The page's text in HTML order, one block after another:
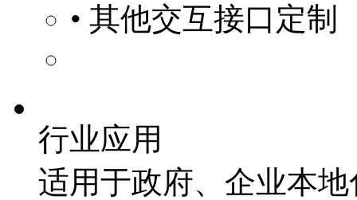
• 其他交互接口定制
行业应用
适用于政府、企业本